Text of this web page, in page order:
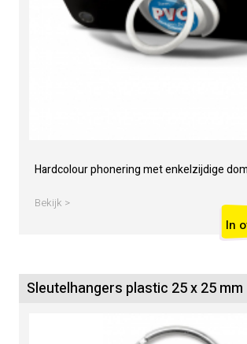
Hardcolour phonering met enkelzijdige
Bekijk >
In
Sleutelhangers plastic 25 x 25 mm